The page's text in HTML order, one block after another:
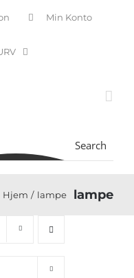
Min Konto
Search
lampe
Hjem lampe